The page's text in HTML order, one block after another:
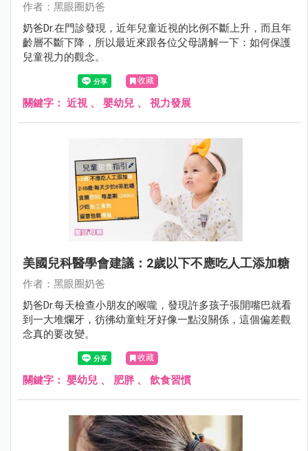
作者：黑眼圈奶爸
奶爸Dr.在門診發現，近年兒童近視的比例不斷上升，而且年
齡層不斷下降，所以最近來跟各位父母講解一下：如何保護
兒童視力的觀念。
收藏
關鍵字： 近視 、 嬰幼兒 、 視力發展
美國兒科醫學會建議：2歲以下不應吃人工添加糖
作者：黑眼圈奶爸
奶爸Dr.每天檢查小朋友的喉嚨，發現許多孩子張開嘴巴就看
到一大堆爛牙，彷彿幼童蛀牙好像一點沒關係，這個偏差觀
念真的要改變。
收藏
關鍵字： 嬰幼兒 、 肥胖、 飲食習慣